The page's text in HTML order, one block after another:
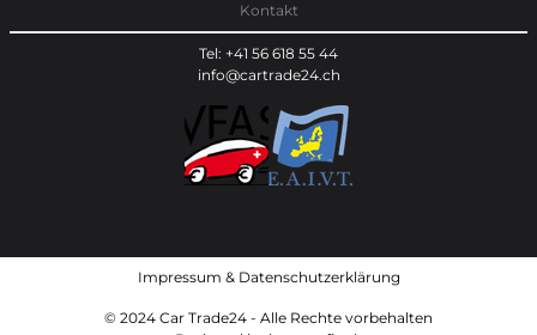
Kontakt
Tel: +41 56 618 55 44
info@cartrade24.ch
Impressum & Datenschutzerklärung
© 2024 Car Trade24 - Alle Rechte vorbehalten